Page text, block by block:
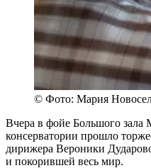
© Фото: Мария
Вчера в фойе Большого зала
консерватории прошло
дирижера Вероники
и покорившей весь мир.